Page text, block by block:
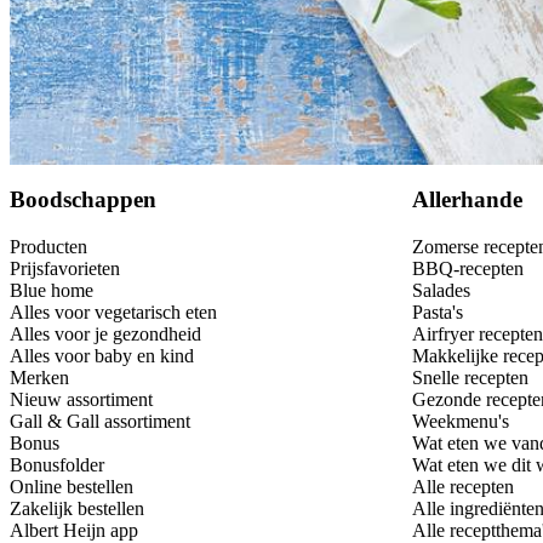
Dit heb je nodig
Boodschappen
Producten
Prijsfavorieten
Blue home
Alles voor vegetarisch eten
Alles voor je gezondheid
Alles voor baby en kind
Merken
Nieuw assortiment
Gall & Gall assortiment
Bonus
Bonusfolder
Online bestellen
Zakelijk bestellen
Albert Heijn app
Allerhande
Zomerse
BBQ-recepten
Salades
Pasta's
Airfryer recepten
Makkelijke
Snelle recepten
Gezonde
Weekmenu's
Wat eten we
Wat eten we dit
Alle recepten
Alle ingrediënten
Alle